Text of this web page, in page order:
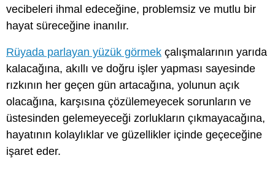
vecibeleri ihmal edeceğine, problemsiz ve mutlu bir
hayat süreceğine inanılır.
Rüyada parlayan yüzük görmek çalışmalarının yarıda
kalacağına, akıllı ve doğru işler yapması sayesinde
rızkının her geçen gün artacağına, yolunun açık
olacağına, karşısına çözülemeyecek sorunların ve
üstesinden gelemeyeceği zorlukların çıkmayacağına,
hayatının kolaylıklar ve güzellikler içinde geçeceğine
işaret eder.